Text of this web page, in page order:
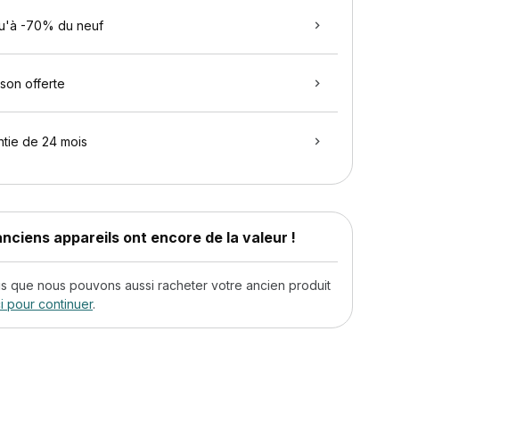
-70% du neuf
offerte
de 24 mois
appareils ont encore de la valeur !
que nous pouvons aussi racheter votre ancien produit
pour continuer.